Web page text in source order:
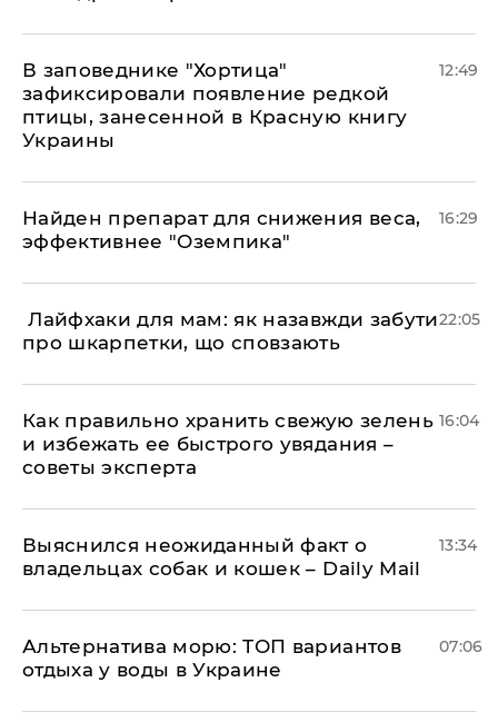
В заповеднике "Хортица"
зафиксировали появление редкой
птицы, занесенной в Красную книгу
Украины
12:49
Найден препарат для снижения веса,
эффективнее "Оземпика"
16:29
​ Лайфхаки для мам: як назавжди забути
про шкарпетки, що сповзають
22:05
Как правильно хранить свежую зелень
и избежать ее быстрого увядания –
советы эксперта
16:04
Выяснился неожиданный факт о
владельцах собак и кошек – Daily Mail
13:34
Альтернатива морю: ТОП вариантов
отдыха у воды в Украине
07:06